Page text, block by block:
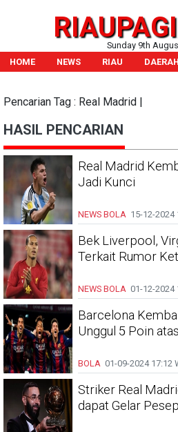
RIAUPAGI
Sunday 9th
HOME
NEWS RIAU DAERAH
Pencarian Tag : Real Madrid |
HASIL PENCARIAN
Real Madrid
Jadi Kunci
NEWS BOLA 15-12-2024
Bek Liverpool,
Terkait Rumor
NEWS BOLA 01-12-2024
Barcelona
Unggul 5 Poin
BOLA 01-09-202417:12
Striker Real
dapat Gelar